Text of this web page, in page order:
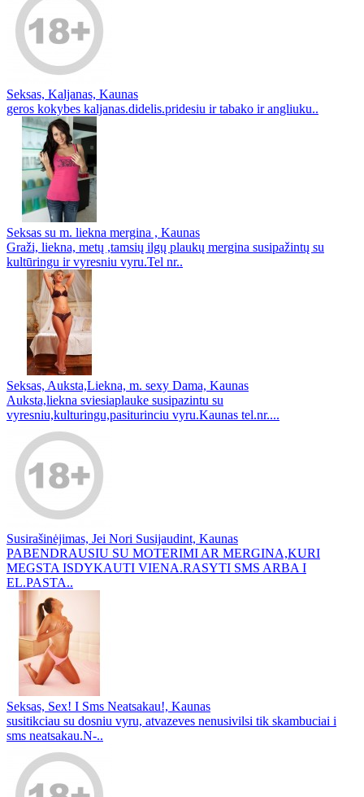
Seksas, Kaljanas, Kaunas
geros kokybes kaljanas.didelis.pridesiu ir tabako ir angliuku..
Seksas su m. liekna mergina , Kaunas
Graži, liekna, metų ,tamsių ilgų plaukų mergina susipažintų su
kultūringu ir vyresniu vyru.Tel nr..
Seksas, Auksta,Liekna, m. sexy Dama, Kaunas
Auksta,liekna sviesiaplauke susipazintu su
vyresniu,kulturingu,pasiturinciu vyru.Kaunas tel.nr....
Susirašinėjimas, Jei Nori Susijaudint, Kaunas
PABENDRAUSIU SU MOTERIMI AR MERGINA,KURI
MEGSTA ISDYKAUTI VIENA.RASYTI SMS ARBA I
EL.PASTA..
Seksas, Sex! I Sms Neatsakau!, Kaunas
susitikciau su dosniu vyru, atvazeves nenusivilsi tik skambuciai i
sms neatsakau.N-..